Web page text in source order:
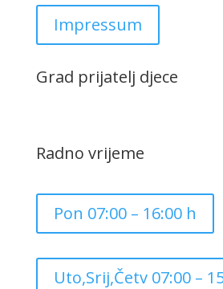
Impressum
Grad prijatelj djece
Radno vrijeme
Pon 07:00 – 16:00 h
Uto,Srij,Četv 07:00 –